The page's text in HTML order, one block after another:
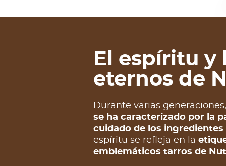
El espíritu y
eternos de
Durante varias
se ha caracterizado por la
cuidado de los ingredientes
espíritu se refleja en la
emblemáticos tarros de